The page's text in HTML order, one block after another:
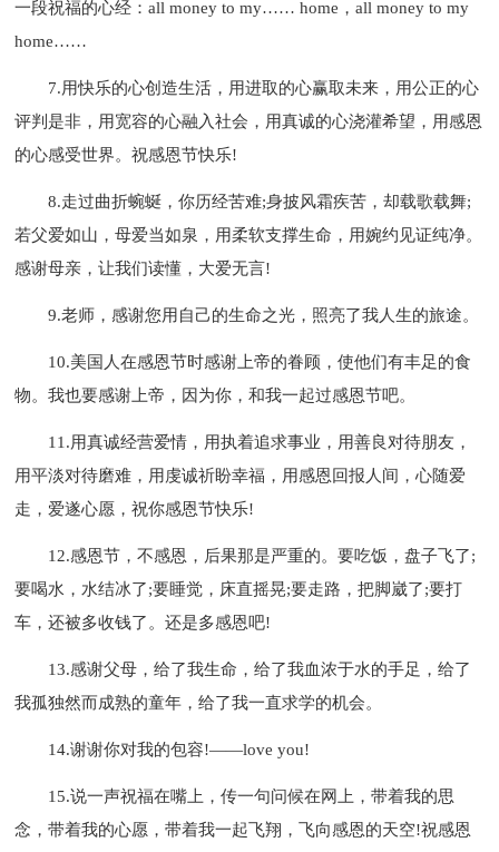
一段祝福的心经：all money to my…… home，all money to my
home……
7.用快乐的心创造生活，用进取的心赢取未来，用公正的心
评判是非，用宽容的心融入社会，用真诚的心浇灌希望，用感恩
的心感受世界。祝感恩节快乐!
8.走过曲折蜿蜒，你历经苦难;身披风霜疾苦，却载歌载舞;
若父爱如山，母爱当如泉，用柔软支撑生命，用婉约见证纯净。
感谢母亲，让我们读懂，大爱无言!
9.老师，感谢您用自己的生命之光，照亮了我人生的旅途。
10.美国人在感恩节时感谢上帝的眷顾，使他们有丰足的食
物。我也要感谢上帝，因为你，和我一起过感恩节吧。
11.用真诚经营爱情，用执着追求事业，用善良对待朋友，
用平淡对待磨难，用虔诚祈盼幸福，用感恩回报人间，心随爱
走，爱遂心愿，祝你感恩节快乐!
12.感恩节，不感恩，后果那是严重的。要吃饭，盘子飞了;
要喝水，水结冰了;要睡觉，床直摇晃;要走路，把脚崴了;要打
车，还被多收钱了。还是多感恩吧!
13.感谢父母，给了我生命，给了我血浓于水的手足，给了
我孤独然而成熟的童年，给了我一直求学的机会。
14.谢谢你对我的包容!――love you!
15.说一声祝福在嘴上，传一句问候在网上，带着我的思
念，带着我的心愿，带着我一起飞翔，飞向感恩的天空!祝感恩